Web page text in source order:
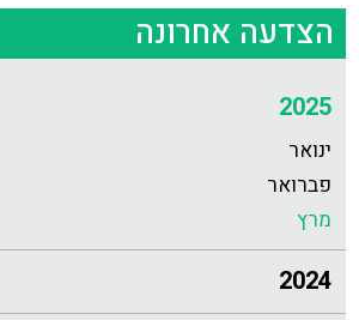
הצדעה אחרונה
2025
ינואר
פברואר
מרץ
2024